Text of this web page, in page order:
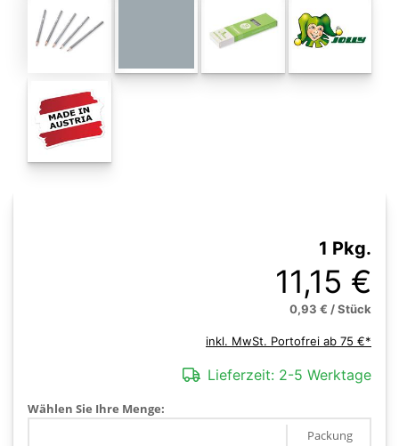
1 Pkg.
11,15 €
0,93 € / Stück
inkl. MwSt. Portofrei ab 75 €*
Lieferzeit: 2-5 Werktage
Wählen Sie Ihre Menge:
Packung